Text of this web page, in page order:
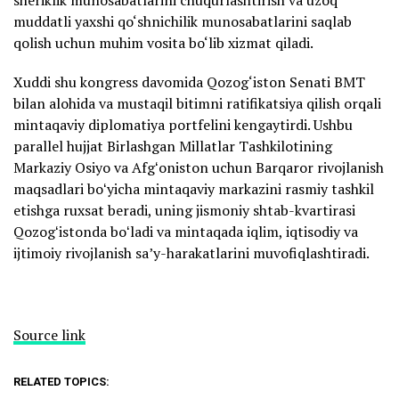
muddatli yaxshi qo‘shnichilik munosabatlarini saqlab
qolish uchun muhim vosita bo‘lib xizmat qiladi.
Xuddi shu kongress davomida Qozog‘iston Senati BMT
bilan alohida va mustaqil bitimni ratifikatsiya qilish orqali
mintaqaviy diplomatiya portfelini kengaytirdi. Ushbu
parallel hujjat Birlashgan Millatlar Tashkilotining
Markaziy Osiyo va Afgʻoniston uchun Barqaror rivojlanish
maqsadlari boʻyicha mintaqaviy markazini rasmiy tashkil
etishga ruxsat beradi, uning jismoniy shtab-kvartirasi
Qozogʻistonda boʻladi va mintaqada iqlim, iqtisodiy va
ijtimoiy rivojlanish saʼy-harakatlarini muvofiqlashtiradi.
Source link
RELATED TOPICS: